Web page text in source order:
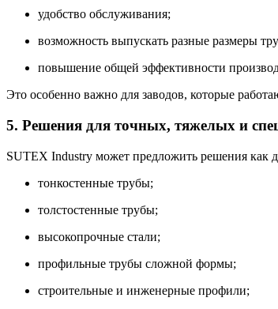
удобство обслуживания;
возможность выпускать разные размеры
повышение общей эффективности
Это особенно важно для заводов, которые
5. Решения для точных, тяжелых и
SUTEX Industry может предложить решения как
тонкостенные трубы;
толстостенные трубы;
высокопрочные стали;
профильные трубы сложной формы;
строительные и инженерные профили;